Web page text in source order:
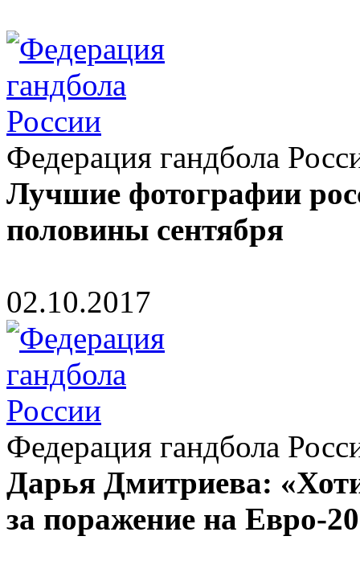
Федерация гандбола
Лучшие фотографии
половины сентября
02.10.2017
Федерация гандбола
Дарья Дмитриева:
за поражение на Евро-